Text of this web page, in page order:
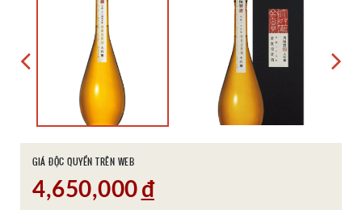
GIÁ ĐỘC QUYỀN TRÊN WEB
4,650,000 đ